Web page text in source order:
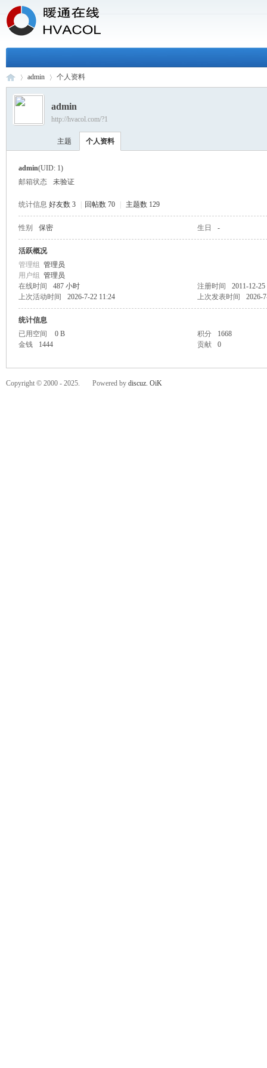
C
›
admin 个人资料
admin
http://hvacol.com/?1
主题 个人资料
admin(UID: 1)
邮箱状态
未验证
统计信息 好友数 3 回帖数 70 主题数 129
性别 保密 生日 -
活跃概况
管理组 管理员
用户组 管理员
在线时间
487 小时 注册时间
2011-12-25
上次活动时间
2026-7-22 11:24 上次发表时间 2026-
统计信息
已用空间
0 B 积分
1668
金钱
1444 贡献 0
Copyright © 2000 - 2025. Powered by discuz. OiK